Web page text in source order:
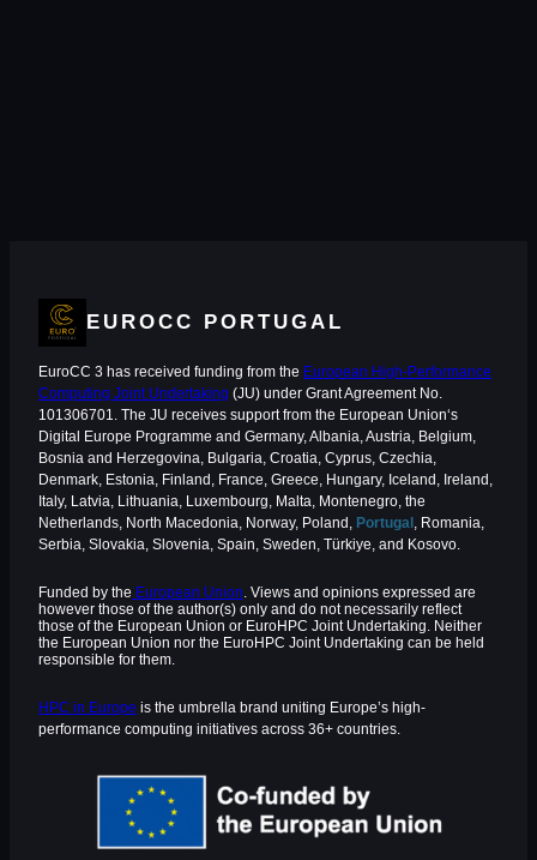
EUROCC PORTUGAL
EuroCC 3 has received funding from the European High-Performance
Computing Joint Undertaking (JU) under Grant Agreement No.
101306701. The JU receives support from the European Union‘s
Digital Europe Programme and Germany, Albania, Austria, Belgium,
Bosnia and Herzegovina, Bulgaria, Croatia, Cyprus, Czechia,
Denmark, Estonia, Finland, France, Greece, Hungary, Iceland, Ireland,
Italy, Latvia, Lithuania, Luxembourg, Malta, Montenegro, the
Netherlands, North Macedonia, Norway, Poland, Portugal , Romania,
Serbia, Slovakia, Slovenia, Spain, Sweden, Türkiye, and Kosovo.
Funded by the European Union. Views and opinions expressed are
however those of the author(s) only and do not necessarily reflect
those of the European Union or EuroHPC Joint Undertaking. Neither
the European Union nor the EuroHPC Joint Undertaking can be held
responsible for them.
HPC in Europe is the umbrella brand uniting Europe’s high-
performance computing initiatives across 36+ countries.